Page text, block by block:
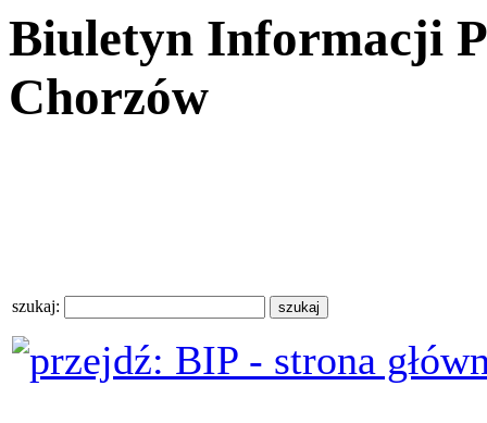
Biuletyn Informacji
Chorzów
szukaj: